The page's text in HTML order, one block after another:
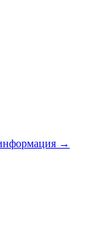
→